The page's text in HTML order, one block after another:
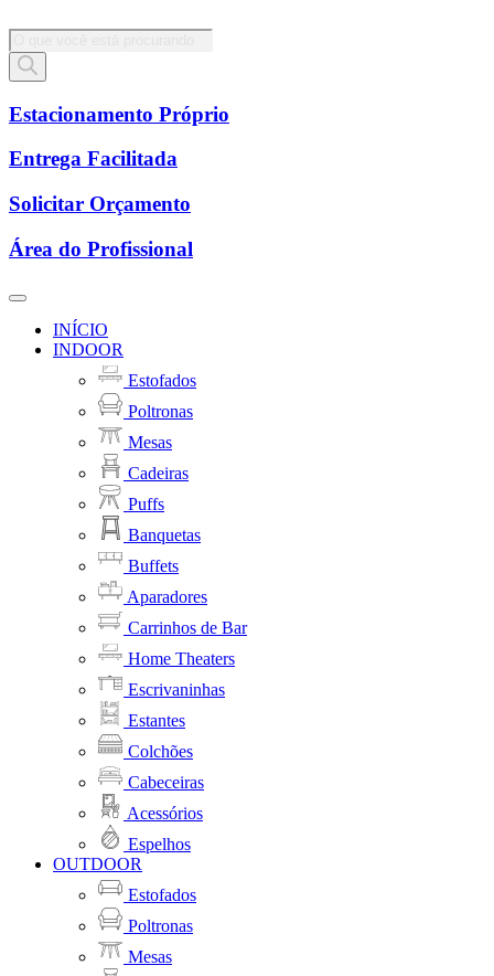
Pesquisar
produtos
Estacionamento Próprio
Entrega Facilitada
Solicitar Orçamento
Área do Profissional
INÍCIO
INDOOR
Estofados
Poltronas
Mesas
Cadeiras
Puffs
Banquetas
Buffets
Aparadores
Carrinhos de Bar
Home Theaters
Escrivaninhas
Estantes
Colchões
Cabeceiras
Acessórios
Espelhos
OUTDOOR
Estofados
Poltronas
Mesas